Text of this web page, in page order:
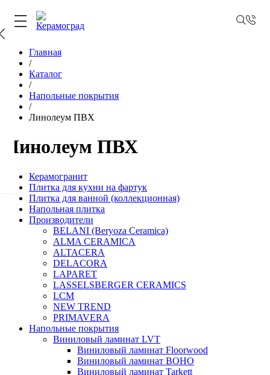
Главная
/
Каталог
/
Напольные покрытия
/
Линолеум ПВХ
Линолеум ПВХ
Керамогранит
Плитка для кухни на фартук
Плитка для ванной (коллекционная)
Напольная плитка
Производители
BELANI (Beryoza Ceramica)
ALMA CERAMICA
ALTACERA
DELACORA
LAPARET
LASSELSBERGER CERAMICS
LCM
NEW TREND
PRIMAVERA
Напольные покрытия
Виниловый ламинат LVT
Виниловый ламинат Floorwood
Виниловый ламинат BOHO
Виниловый ламинат Tarkett